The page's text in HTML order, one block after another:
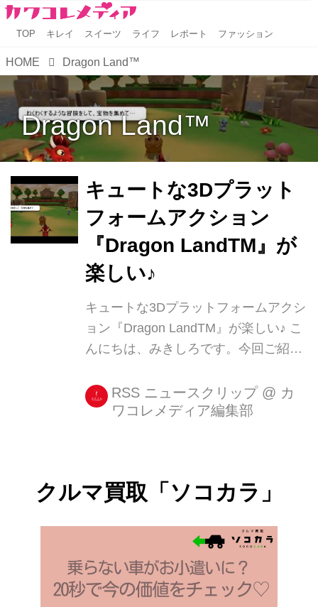
TOP キレイ スイーツ ライフ レポート ファッション
HOME Dragon Land™
Dragon Land™
キュートな3Dプラット
フォームアクション
『Dragon LandTM』が
楽しい♪
キュートな3Dプラットフォームアクシ
ョン『Dragon LandTM』が楽しい♪ こ
んにちは、みきしろです。今回ご紹介
が活躍する3Dのアクションゲーム。
スーパーマリオ系のプラットフォーム
RSS ニュースクリップ @ カ
ワコレメディア編集部
クルマ買取「ソコカラ」